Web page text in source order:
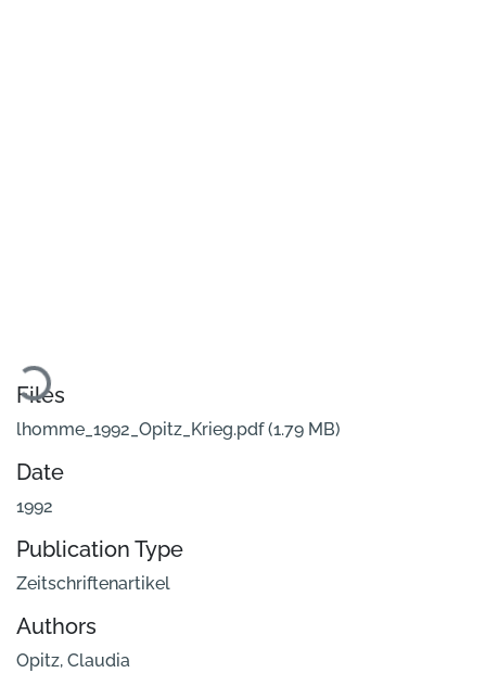
Files
lhomme_1992_Opitz_Krieg.pdf(1.79 MB)
Date
1992
Publication Type
Zeitschriftenartikel
Authors
Opitz, Claudia